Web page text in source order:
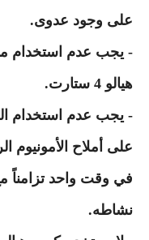
على وجود عدوى.
- يجب عدم استخدام
هيالو 4 ستارت.
- يجب عدم استخدام
على أملاح الأمونيوم
في وقت واحد تزامناً
نشاطه.